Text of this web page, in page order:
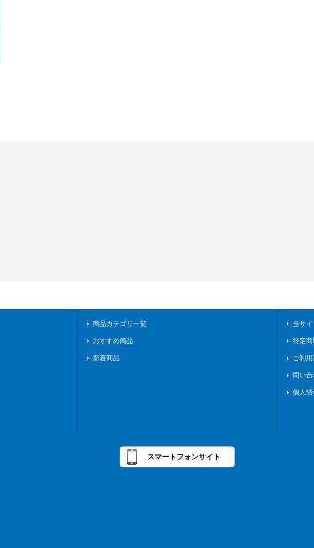
商品カテゴリ一覧
おすすめ商品
新着商品
当サ
特定
ご利
問い合
個人
スマートフォンサイト